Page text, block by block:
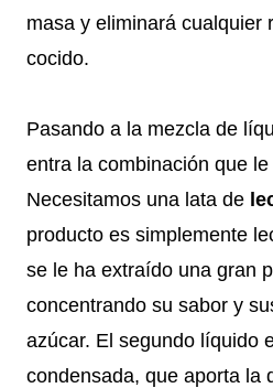
masa y eliminará cualquier
cocido.
Pasando a la mezcla de
entra la combinación que
Necesitamos una lata de
producto es simplemente
se le ha extraído una gran
concentrando su sabor y
azúcar. El segundo líquido
condensada, que aporta la